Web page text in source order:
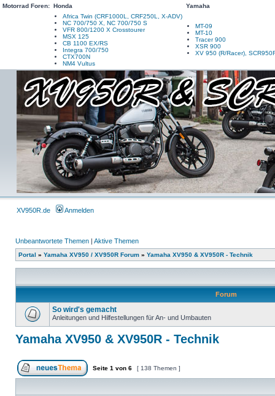
Motorrad Foren: Honda
Yamaha
Africa Twin (CRF1000L, CRF250L, X-ADV)
NC 700/750 X, NC 700/750 S
VFR 800/1200 X Crosstourer
MSX 125
CB 1100 EX/RS
Integra 700/750
CTX700N
NM4 Vultus
MT-09
MT-10
Tracer 900
XSR 900
XV 950 (R/Racer),
XV950R.de Anmelden
Unbeantwortete Themen | Aktive Themen
Portal » Yamaha XV950 / XV950R Forum » Yamaha XV950 & XV950R - Technik
Forum
So wird's gemacht
Anleitungen und Hilfestellungen für An- und Umbauten
Yamaha XV950 & XV950R - Technik
Seite 1 von 6 [ 138 Themen ]